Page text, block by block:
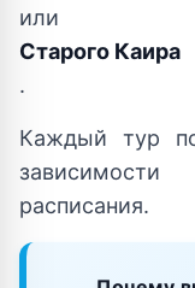
или
Старого Каира
.
Каждый тур
расписания.